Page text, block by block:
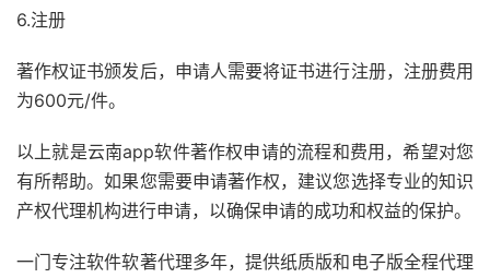
6.注册
著作权证书颁发后，申请人需要将证书进行注册，注册费用
为600元/件。
以上就是云南app软件著作权申请的流程和费用，希望对您
有所帮助。如果您需要申请著作权，建议您选择专业的知识
产权代理机构进行申请，以确保申请的成功和权益的保护。
一门专注软件软著代理多年，提供纸质版和电子版全程代理